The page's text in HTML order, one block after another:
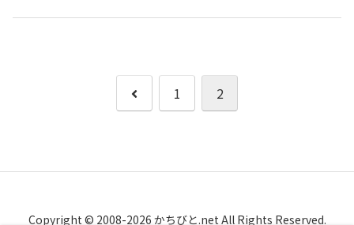
前
1 2
Copyright © 2008-2026 かちびと.net All Rights Reserved.